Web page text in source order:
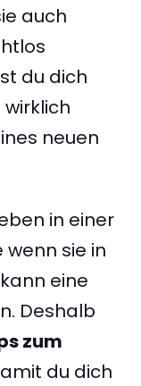
auch
du dich
neuen
in einer
sie in
eine
Deshalb
zum
du dich